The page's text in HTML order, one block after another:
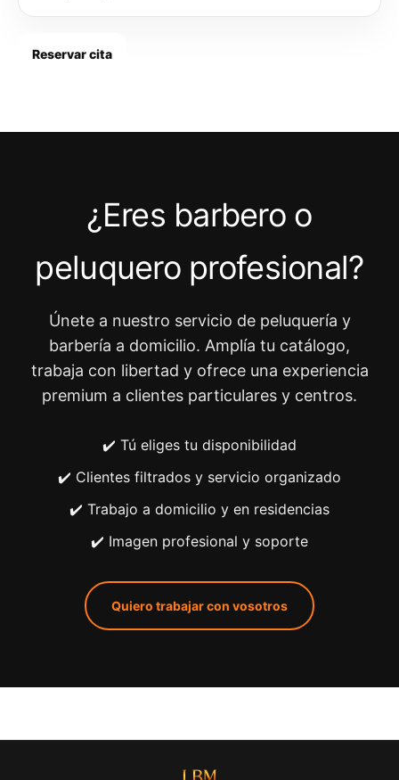
Reservar cita
¿Eres barbero o
peluquero profesional?
Únete a nuestro servicio de peluquería y
barbería a domicilio. Amplía tu catálogo,
trabaja con libertad y ofrece una experiencia
premium a clientes particulares y centros.
✔️ Tú eliges tu disponibilidad
✔️ Clientes filtrados y servicio organizado
✔️ Trabajo a domicilio y en residencias
✔️ Imagen profesional y soporte
Quiero trabajar con vosotros